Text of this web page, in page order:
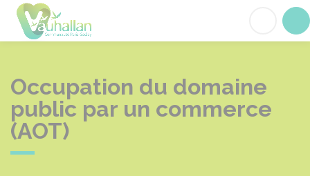
Occupation du domaine
public par un commerce
(AOT)